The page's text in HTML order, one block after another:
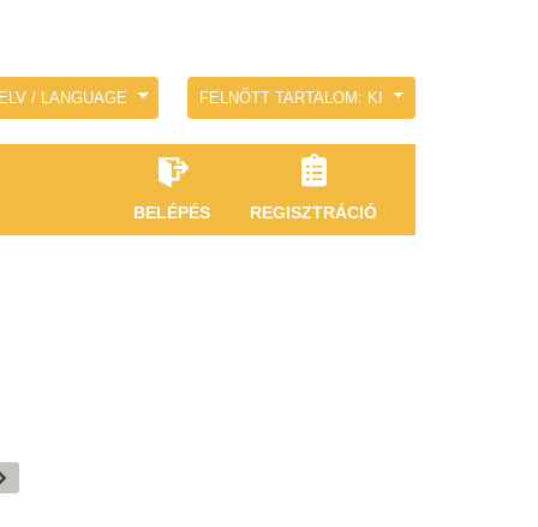
/ LANGUAGE FELNŐTT TARTALOM: KI
BELÉPÉS REGISZTRÁCIÓ